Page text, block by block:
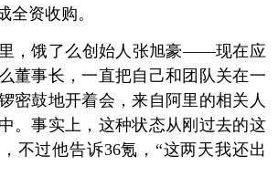
全资收购。
饿了么创始人张旭豪——现在应
董事长，一直把自己和团队关在一
密鼓地开着会，来自阿里的相关人
。事实上，这种状态从刚过去的这
不过他告诉36氪，“这两天我还出